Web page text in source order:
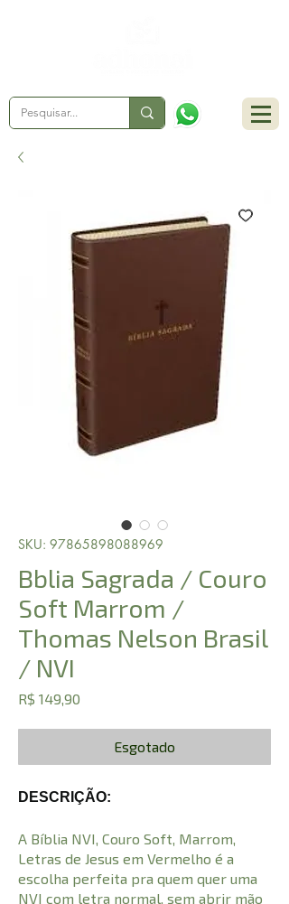
SKU: 97865898088969
Bblia Sagrada / Couro
Soft Marrom /
Thomas Nelson Brasil
/ NVI
R$ 149,90
Esgotado
DESCRIÇÃO:
A Bíblia NVI, Couro Soft, Marrom,
Letras de Jesus em Vermelho é a
escolha perfeita pra quem quer uma
NVI com letra normal, sem abrir mão